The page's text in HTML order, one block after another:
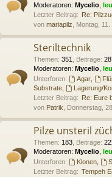
Moderatoren: Mycelio
Letzter Beitrag: Re:
von mariapilz , Montag,
Steriltechnik
Themen: 351 Beiträge:
Moderatoren: Mycelio
Unterforen:
Agar,
Substrate
Lagerung/
Letzter Beitrag: Re: Eure
von Patrik , Donnerstag,
Pilze unsteril
Themen: 183 Beiträge:
Moderatoren: Mycelio
Unterforen:
Klonen,
Letzter Beitrag: Tempeh